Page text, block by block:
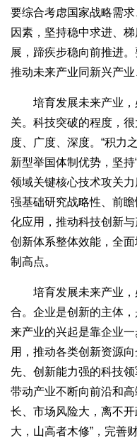
要综合考虑国家战略需
因素，坚持稳中求进、
展，蹄疾步稳向前推进
推动未来产业同新兴产业
培育发展未来产业，
关。科技突破的程度，
度、广度、深度。“积力
新型举国体制优势，坚
领域关键核心技术攻关
强基础研究战略性、前
化应用，推动科技创新
创新体系整体效能，全
制高点。
培育发展未来产业，
合。企业是创新的主体
来产业的兴起是靠企业
用，推动各类创新资源
先、创新能力强的科技
带动产业不断向前沿和
长、市场风险大，离不
大，山高者木修”，完善